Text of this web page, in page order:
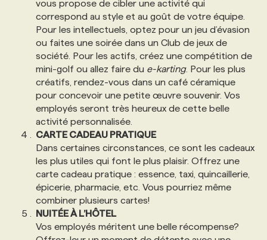
vous propose de cibler une activité qui
correspond au style et au goût de votre équipe.
Pour les intellectuels, optez pour un jeu d’évasion
ou faites une soirée dans un Club de jeux de
société. Pour les actifs, créez une compétition de
mini-golf ou allez faire du e-karting. Pour les plus
créatifs, rendez-vous dans un café céramique
pour concevoir une petite œuvre souvenir. Vos
employés seront très heureux de cette belle
activité personnalisée.
CARTE CADEAU PRATIQUE
Dans certaines circonstances, ce sont les cadeaux
les plus utiles qui font le plus plaisir. Offrez une
carte cadeau pratique : essence, taxi, quincaillerie,
épicerie, pharmacie, etc. Vous pourriez même
combiner plusieurs cartes!
NUITÉE À L’HÔTEL
Vos employés méritent une belle récompense?